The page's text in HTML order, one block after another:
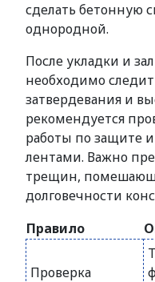
сделать бетонную
однородной.
После укладки и
необходимо
затвердевания и
рекомендуется
работы по защите
лентами. Важно
трещин,
долговечности
Правило
Проверка